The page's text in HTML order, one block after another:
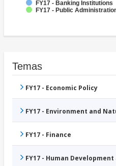
FY17 - Banking Institutions
FY17 - Public
Temas
FY17 - Economic Policy
FY17 - Environment and
FY17 - Finance
FY17 - Human